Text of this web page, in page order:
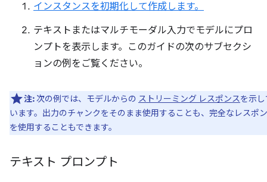
インスタンスを初期化して作成します。
テキストまたはマルチモーダル入力でモデルにプロ
ンプトを表示します。このガイドの次のサブセクシ
ョンの例をご覧ください。
注:次の例では、モデルからの ストリーミング レスポンスを示
います。出力のチャンクをそのまま使用することも、完全なレスポ
を使用することもできます。
テキスト プロンプト